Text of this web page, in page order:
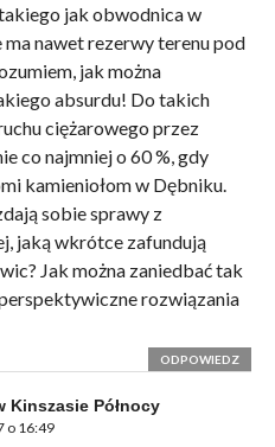
jak obwodnica w
nawet rezerwy terenu pod
jak można
absurdu! Do takich
ciężarowego przez
co najmniej o 60 %, gdy
kamieniołom w Dębniku.
sobie sprawy z
jaką wkrótce zafundują
Jak można zaniedbać tak
rozwiązania
ODPOWIEDZ
Kinszasie Północy
o 16:49